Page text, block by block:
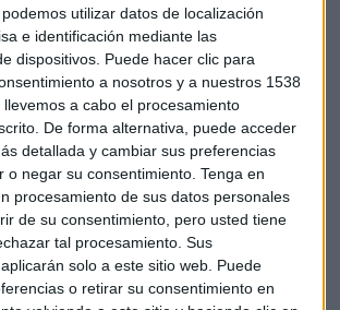
utilizar datos de localización
e identificación mediante las
dispositivos. Puede hacer clic para
a nosotros y a nuestros 1538
a cabo el procesamiento
De forma alternativa, puede acceder
detallada y cambiar sus preferencias
o negar su consentimiento. Tenga en
procesamiento de sus datos personales
de su consentimiento, pero usted tiene
tal procesamiento. Sus
solo a este sitio web. Puede
o retirar su consentimiento en
ahorro recaería sobre casi la totalidad de
cerca del 50% de los encuestados
"justo" a final de mes mientras que un
"un poco"
económica de los hogaresse
últimos siete meses, un cuarto de la
en los próximos seis meses, mejore.
mayoría declara que encontrar un
ahora que a principios de año y que la
a medio plazo.